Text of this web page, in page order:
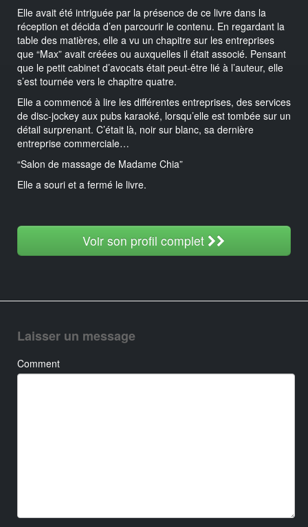
Elle avait été intriguée par la présence de ce livre dans la
réception et décida d’en parcourir le contenu. En regardant la
table des matières, elle a vu un chapitre sur les entreprises
que “Max” avait créées ou auxquelles il était associé. Pensant
que le petit cabinet d’avocats était peut-être lié à l’auteur, elle
s’est tournée vers le chapitre quatre.
Elle a commencé à lire les différentes entreprises, des services
de disc-jockey aux pubs karaoké, lorsqu’elle est tombée sur un
détail surprenant. C’était là, noir sur blanc, sa dernière
entreprise commerciale…
“Salon de massage de Madame Chia”
Elle a souri et a fermé le livre.
Voir son profil complet
Laisser un message
Comment